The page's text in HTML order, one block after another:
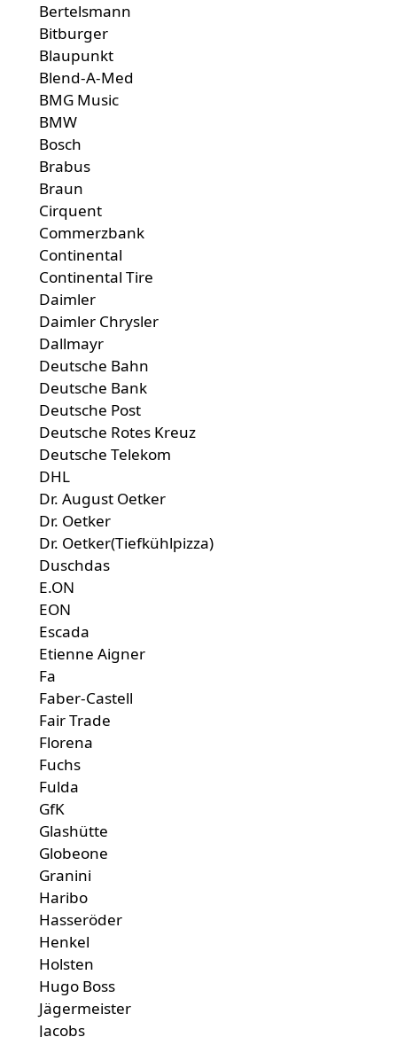
Bertelsmann
Bitburger
Blaupunkt
Blend-A-Med
BMG Music
BMW
Bosch
Brabus
Braun
Cirquent
Commerzbank
Continental
Continental Tire
Daimler
Daimler Chrysler
Dallmayr
Deutsche Bahn
Deutsche Bank
Deutsche Post
Deutsche Rotes Kreuz
Deutsche Telekom
DHL
Dr. August Oetker
Dr. Oetker
Dr. Oetker(Tiefkühlpizza)
Duschdas
E.ON
EON
Escada
Etienne Aigner
Fa
Faber-Castell
Fair Trade
Florena
Fuchs
Fulda
GfK
Glashütte
Globeone
Granini
Haribo
Hasseröder
Henkel
Holsten
Hugo Boss
Jägermeister
Jacobs